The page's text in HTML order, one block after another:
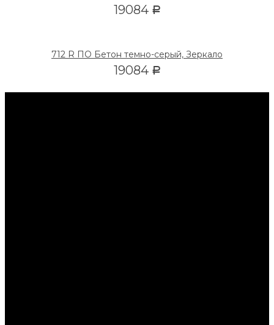
19084 Р
712 R ПО Бетон темно-серый, Зеркало
19084 Р